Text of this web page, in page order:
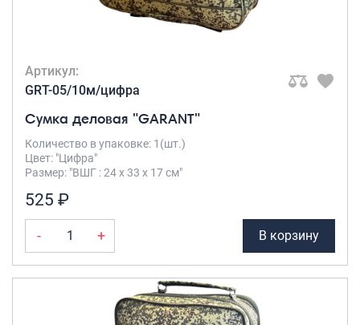
Артикул:
GRT-05/10м/цифра
Сумка деловая "GARANT"
Количество в упаковке: 1(шт.)
Цвет: "Цифра"
Размер: "ВШГ : 24 х 33 х 17 см"
525 ₽
- + В корзину